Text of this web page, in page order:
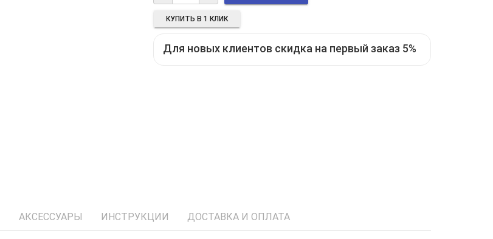
КУПИТЬ В 1 КЛИК
Для новых клиентов скидка на первый заказ 5%
АКСЕССУАРЫ ИНСТРУКЦИИ ДОСТАВКА И ОПЛАТА